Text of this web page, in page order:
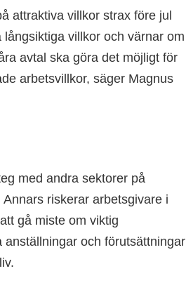
attraktiva villkor strax före jul
villkor och värnar om
avtal ska göra det möjligt för
arbetsvillkor, säger Magnus
med andra sektorer på
riskerar arbetsgivare i
gå miste om viktig
och förutsättningar